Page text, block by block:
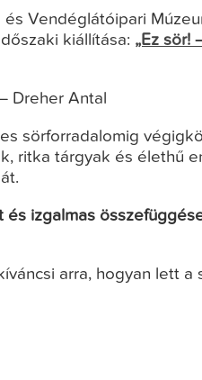
Vendéglátóipari
kiállítása: „Ez sör!
Dreher Antal
sörforradalomig
ritka tárgyak és élethű
izgalmas
arra, hogyan lett a